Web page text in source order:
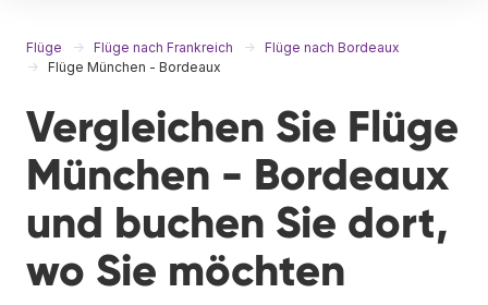
Flüge Flüge nach Frankreich
Flüge nach Bordeaux
Flüge München - Bordeaux
Vergleichen Sie Flüge
München - Bordeaux
und buchen Sie dort,
wo Sie möchten